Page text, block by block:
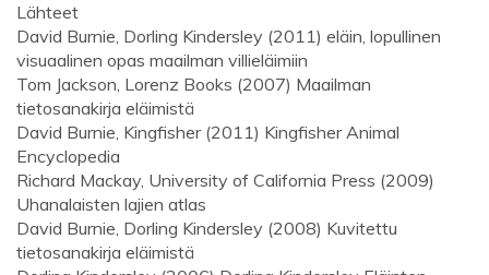
Lähteet
David Burnie, Dorling Kindersley (2011) eläin, lopullinen
visuaalinen opas maailman villieläimiin
Tom Jackson, Lorenz Books (2007) Maailman
tietosanakirja eläimistä
David Burnie, Kingfisher (2011) Kingfisher Animal
Encyclopedia
Richard Mackay, University of California Press (2009)
Uhanalaisten lajien atlas
David Burnie, Dorling Kindersley (2008) Kuvitettu
tietosanakirja eläimistä